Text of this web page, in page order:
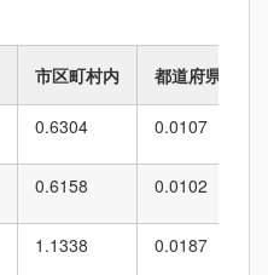
市区町村内 都道府県内
0.6304 0.0107
0.6158 0.0102
1.1338 0.0187